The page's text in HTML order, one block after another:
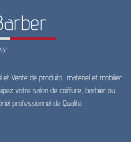
et Vente de produits, matériel et mobilier
votre salon de coiffure, barbier ou
professionnel de Qualité.